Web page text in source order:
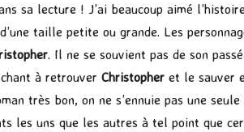
sa lecture ! J’ai beaucoup aimé
taille petite ou grande. Les
. Il ne se souvient pas de son
à retrouver Christopher et le sauver
très bon, on ne s’ennuie pas une
les uns que les autres à tel point que